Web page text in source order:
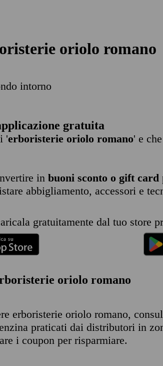
oriolo romano
intorno
gratuita
'erboristerie oriolo romano' e
in buoni sconto o gift card
abbigliamento, accessori e
gratuitamente dal tuo store
oriolo romano
erboristerie oriolo romano,
praticati dai distributori in
i coupon per risparmiare.